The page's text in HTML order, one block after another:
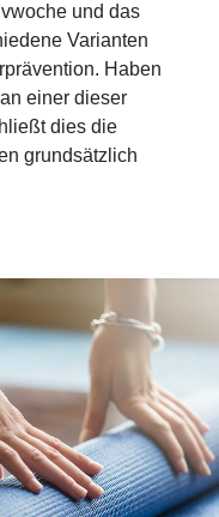
und das
Varianten
Haben
einer dieser
dies die
grundsätzlich